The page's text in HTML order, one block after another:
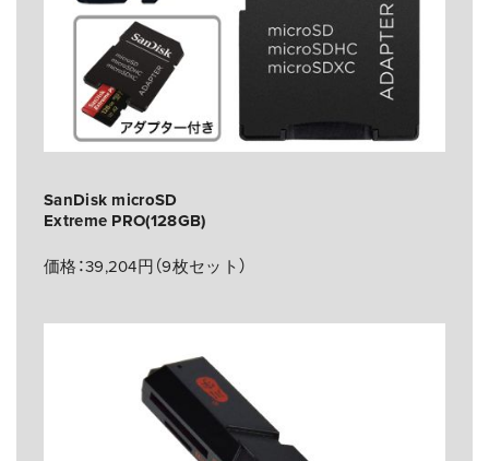
SanDisk microSD
Extreme PRO(128GB)
価格：39,204円（9枚セット）